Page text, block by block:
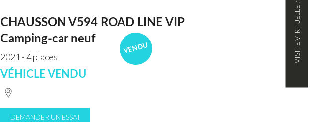
VENDU
CHAUSSON V594 ROAD LINE VIP
Camping-car neuf
2021 - 4 places
VÉHICLE VENDU
DEMANDER UN ESSAI
VISITE VIRTUELLE ?